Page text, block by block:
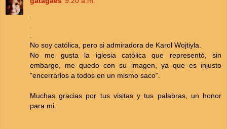
No soy católica, pero si admiradora de Karol Wojtiyla.
No me gusta la iglesia católica que representó, sin
embargo, me quedo con su imagen, ya que es injusto
"encerrarlos a todos en un mismo saco".
Muchas gracias por tus visitas y tus palabras, un honor
para mi.